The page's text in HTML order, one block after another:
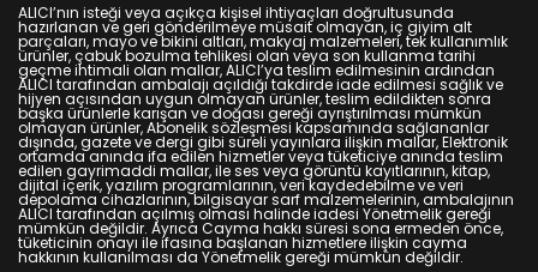
ALICI’nın isteği veya açıkça kişisel ihtiyaçları doğrultusunda
hazırlanan ve geri gönderilmeye müsait olmayan, iç giyim alt
parçaları, mayo ve bikini altları, makyaj malzemeleri, tek kullanımlık
ürünler, çabuk bozulma tehlikesi olan veya son kullanma tarihi
geçme ihtimali olan mallar, ALICI’ya teslim edilmesinin ardından
ALICI tarafından ambalajı açıldığı takdirde iade edilmesi sağlık ve
hijyen açısından uygun olmayan ürünler, teslim edildikten sonra
başka ürünlerle karışan ve doğası gereği ayrıştırılması mümkün
olmayan ürünler, Abonelik sözleşmesi kapsamında sağlananlar
dışında, gazete ve dergi gibi süreli yayınlara ilişkin mallar, Elektronik
ortamda anında ifa edilen hizmetler veya tüketiciye anında teslim
edilen gayrimaddi mallar, ile ses veya görüntü kayıtlarının, kitap,
dijital içerik, yazılım programlarının, veri kaydedebilme ve veri
depolama cihazlarının, bilgisayar sarf malzemelerinin, ambalajının
ALICI tarafından açılmış olması halinde iadesi Yönetmelik gereği
mümkün değildir. Ayrıca Cayma hakkı süresi sona ermeden önce,
tüketicinin onayı ile ifasına başlanan hizmetlere ilişkin cayma
hakkının kullanılması da Yönetmelik gereği mümkün değildir.